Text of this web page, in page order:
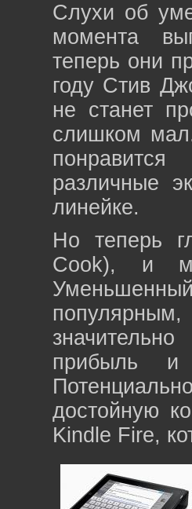
Слухи об
момента
теперь они
году Стив
не станет
слишком
различные
линейке.
Но теперь
Cook), и
прибыль и
достойную
Kindle Fire,